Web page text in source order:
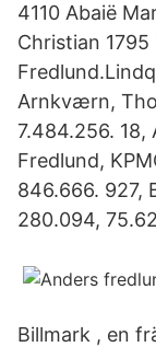
4110 Abaië
Christian
Arnkværn,
7.484.256. 18,
Fredlund,
846.666. 927,
280.094,
Billmark , en